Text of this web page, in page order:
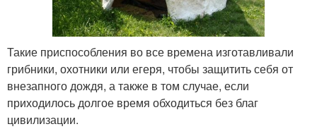
Такие приспособления во все времена изготавливали
грибники, охотники или егеря, чтобы защитить себя от
внезапного дождя, а также в том случае, если
приходилось долгое время обходиться без благ
цивилизации.